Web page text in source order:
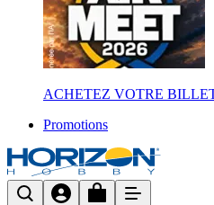
ACHETEZ VOTRE
Promotions